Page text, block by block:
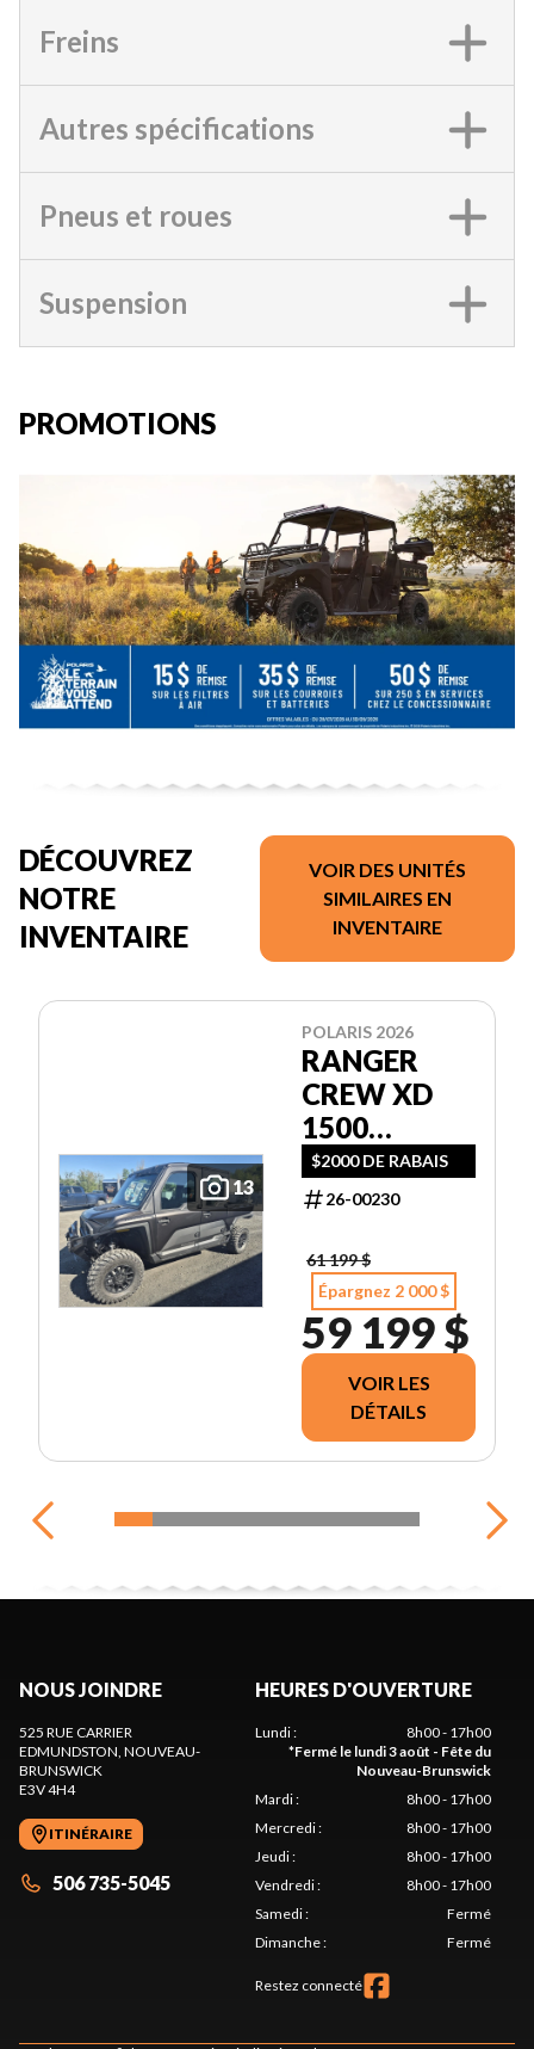
Freins
Autres spécifications
Pneus et roues
Suspension
PROMOTIONS
DÉCOUVREZ
NOTRE
INVENTAIRE
VOIR DES UNITÉS
SIMILAIRES EN
INVENTAIRE
13
POLARIS 2026
RANGER
CREW XD
1500
NORTHSTAR
ULTIMATE
$2000 DE RABAIS
26-00230
61 199 $
Épargnez 2 000 $
59 199 $
VOIR LES
DÉTAILS
NOUS JOINDRE
525 RUE CARRIER
EDMUNDSTON, NOUVEAU-
BRUNSWICK
E3V 4H4
ITINÉRAIRE
506 735-5045
HEURES D'OUVERTURE
Lundi:
8h00 - 17h00
*Fermé le lundi 3 août - Fête du
Nouveau-Brunswick
Mardi:
8h00 - 17h00
Mercredi:
8h00 - 17h00
Jeudi:
8h00 - 17h00
Vendredi:
8h00 - 17h00
Samedi:
Fermé
Dimanche: Fermé
Restez connecté